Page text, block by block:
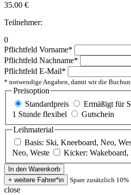
35.00 €
Teilnehmer:
0
Pflichtfeld Vorname*
Pflichtfeld Nachname*
Pflichtfeld E-Mail*
* notwendige Angaben, damit wir die
Preisoption
Standardpreis
Ermäßigt für
1 Stunde flexibel
Gutschein
Leihmaterial
Basis: Ski, Kneeboard, Neo,
Neo, Weste
Kicker: Wakeboard,
Spare zusätzlich
close